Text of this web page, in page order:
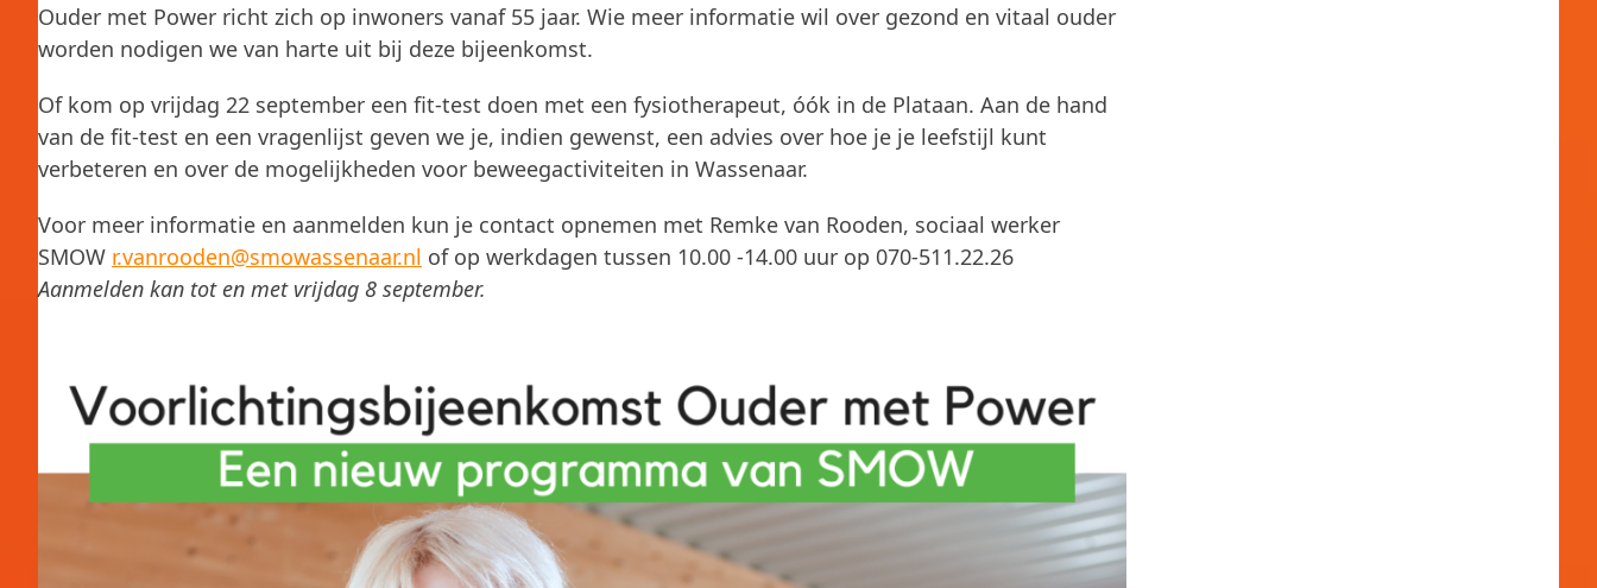
Ouder met Power richt zich op inwoners vanaf 55 jaar. Wie meer informatie wil over gezond en vitaal ouder
worden nodigen we van harte uit bij deze bijeenkomst.
Of kom op vrijdag 22 september een fit-test doen met een fysiotherapeut, óók in de Plataan. Aan de hand
van de fit-test en een vragenlijst geven we je, indien gewenst, een advies over hoe je je leefstijl kunt
verbeteren en over de mogelijkheden voor beweegactiviteiten in Wassenaar.
Voor meer informatie en aanmelden kun je contact opnemen met Remke van Rooden, sociaal werker
SMOW r.vanrooden@smowassenaar.nl of op werkdagen tussen 10.00 -14.00 uur op 070-511.22.26
Aanmelden kan tot en met vrijdag 8 september.